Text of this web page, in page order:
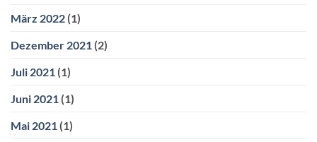
März 2022 (1)
Dezember 2021 (2)
Juli 2021 (1)
Juni 2021 (1)
Mai 2021 (1)